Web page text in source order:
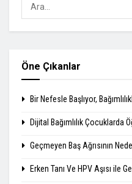
Öne Çıkanlar
Bir Nefesle Başlıyor,
Dijital Bağımlılık Çocuklarda
Geçmeyen Baş Ağrısının
Erken Tanı Ve HPV Aşısı ile